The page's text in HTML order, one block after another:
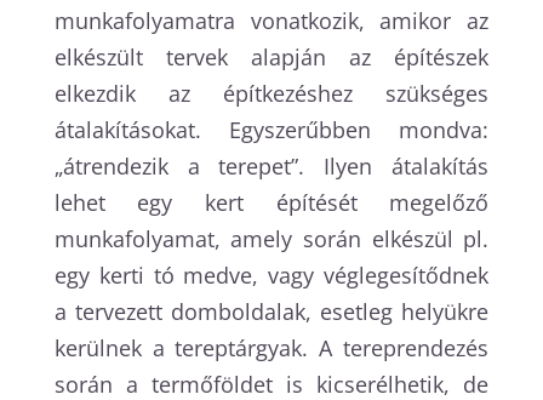
munkafolyamatra vonatkozik, amikor az
elkészült tervek alapján az építészek
elkezdik az építkezéshez szükséges
átalakításokat. Egyszerűbben mondva:
„átrendezik a terepet”. Ilyen átalakítás
lehet egy kert építését megelőző
munkafolyamat, amely során elkészül pl.
egy kerti tó medve, vagy véglegesítődnek
a tervezett domboldalak, esetleg helyükre
kerülnek a tereptárgyak. A tereprendezés
során a termőföldet is kicserélhetik, de